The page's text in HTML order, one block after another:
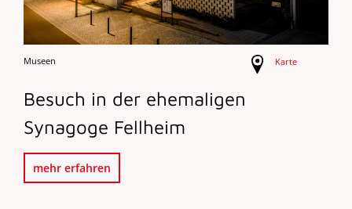
Museen Karte
Besuch in der ehemaligen
Synagoge Fellheim
mehr erfahren